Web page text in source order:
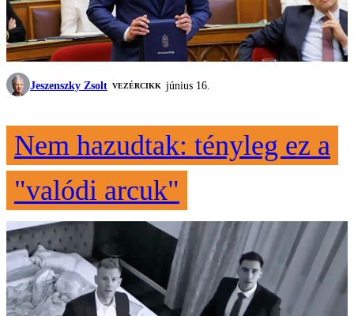
Jeszenszky Zsolt VEZÉRCIKK június 16.
Nem hazudtak: tényleg ez a
"valódi arcuk"